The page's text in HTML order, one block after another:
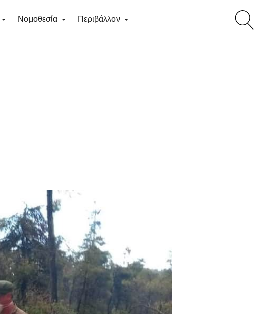
search
Νομοθεσία Περιβάλλον